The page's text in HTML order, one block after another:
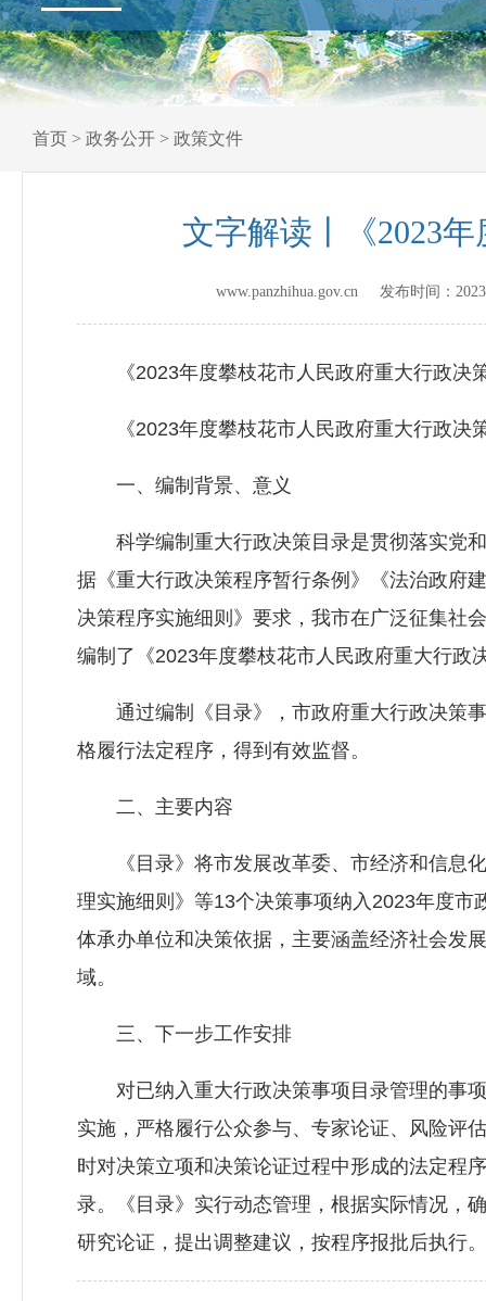
首页 > 政务公开 > 政策文件
文字解读丨《2023
www.panzhihua.gov.cn 发布时间：
《2023年度攀枝花市人民政府重大行政决
《2023年度攀枝花市人民政府重大行政决
一、编制背景、意义
科学编制重大行政决策目录是贯彻落实党和
据《重大行政决策程序暂行条例》《法治政府
决策程序实施细则》要求，我市在广泛征集社
编制了《2023年度攀枝花市人民政府重大行政
通过编制《目录》，市政府重大行政决策事
格履行法定程序，得到有效监督。
二、主要内容
《目录》将市发展改革委、市经济和信息化
理实施细则》等13个决策事项纳入2023年度
体承办单位和决策依据，主要涵盖经济社会发
域。
三、下一步工作安排
对已纳入重大行政决策事项目录管理的事项
实施，严格履行公众参与、专家论证、风险评
时对决策立项和决策论证过程中形成的法定程
录。《目录》实行动态管理，根据实际情况，
研究论证，提出调整建议，按程序报批后执行。